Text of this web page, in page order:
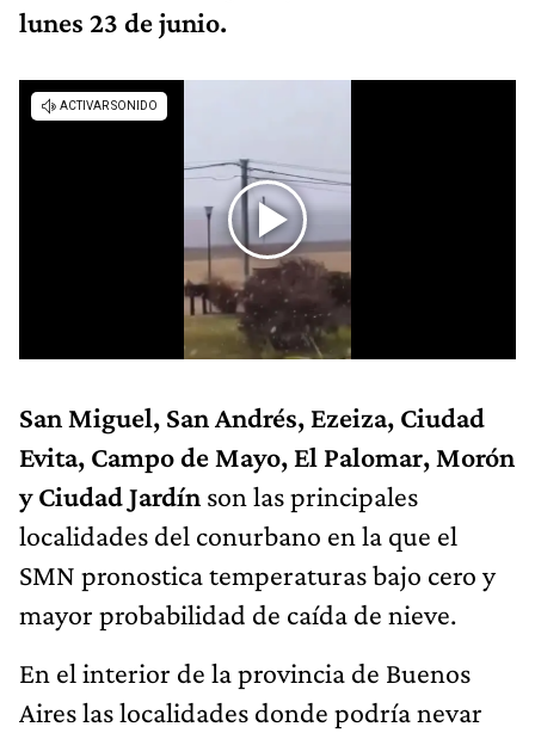
lunes 23 de junio.
San Miguel, San Andrés, Ezeiza, Ciudad
Evita, Campo de Mayo, El Palomar, Morón
y Ciudad Jardín son las principales
localidades del conurbano en la que el
SMN pronostica temperaturas bajo cero y
mayor probabilidad de caída de nieve.
En el interior de la provincia de Buenos
Aires las localidades donde podría nevar